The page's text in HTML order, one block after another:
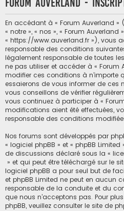
Forum Auverland -
En accédant à « Forum Auverland
« notre », « nos », « Forum Auverland
« https://www.auverland.fr »), vous
responsable des conditions
légalement responsable de toutes
ne pas utiliser et accéder à « Forum
modifier ces conditions à n’importe
essaierons de vous informer de ces
vous conseillons de vérifier
vous continuez à participer à «
modifications aient été effectuées,
responsable des conditions
Nos forums sont développés par
« logiciel phpBB » et « phpBB
de discussions déclaré sous la «
» et qui peut être téléchargé sur le
logiciel phpBB a pour seul but de
et phpBB Limited ne peut en aucun
responsable de la conduite et du
que nous n’acceptons pas. Pour
phpBB, veuillez consulter le site de